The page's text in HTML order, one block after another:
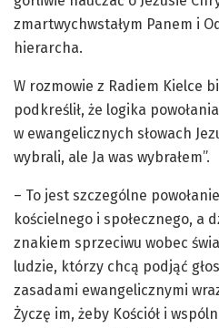
zmartwychwstałym Panem i
hierarcha.
W rozmowie z Radiem Kielce
podkreślił, że logika
w ewangelicznych słowach
wybrali, ale Ja was wybrałem”.
– To jest szczególne
kościelnego i społecznego, a
znakiem sprzeciwu wobec
ludzie, którzy chcą podjąć
zasadami ewangelicznymi
Życzę im, żeby Kościół i